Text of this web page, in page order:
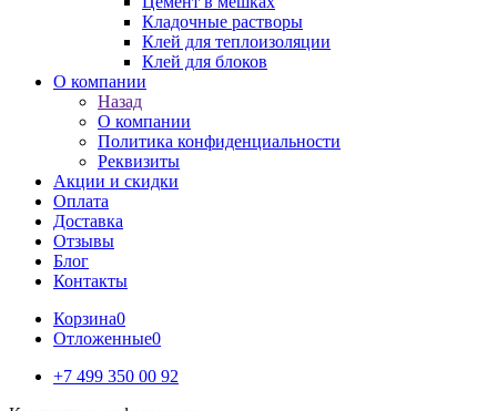
Кладочные растворы
Клей для теплоизоляции
Клей для блоков
О компании
Назад
О компании
Политика конфиденциальности
Реквизиты
Акции и скидки
Оплата
Доставка
Отзывы
Блог
Контакты
Корзина0
Отложенные0
+7 499 350 00 92